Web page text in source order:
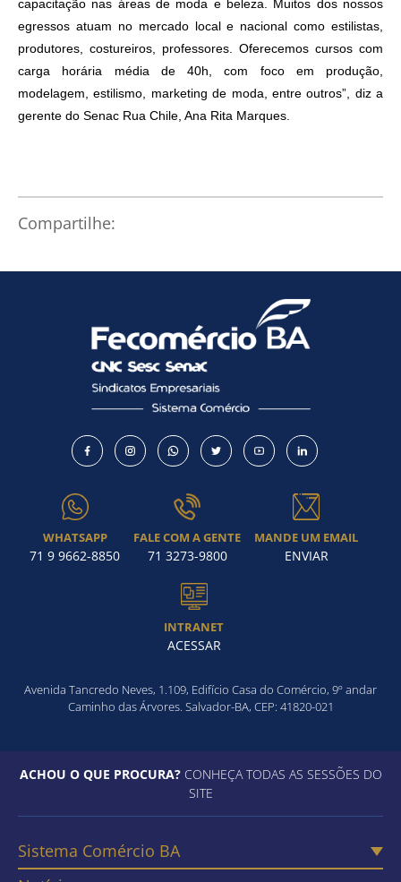
capacitação nas áreas de moda e beleza. Muitos dos nossos
egressos atuam no mercado local e nacional como estilistas,
produtores, costureiros, professores. Oferecemos cursos com
carga horária média de 40h, com foco em produção,
modelagem, estilismo, marketing de moda, entre outros”, diz a
gerente do Senac Rua Chile, Ana Rita Marques.
Compartilhe:
WHATSAPP
71 9 9662-8850
FALE COM A GENTE
71 3273-9800
MANDE UM EMAIL
ENVIAR
INTRANET
ACESSAR
Avenida Tancredo Neves, 1.109, Edifício Casa do Comércio, 9º andar
Caminho das Árvores. Salvador-BA, CEP: 41820-021
ACHOU O QUE PROCURA?CONHEÇA TODAS AS SESSÕES DO
SITE
Sistema Comércio BA